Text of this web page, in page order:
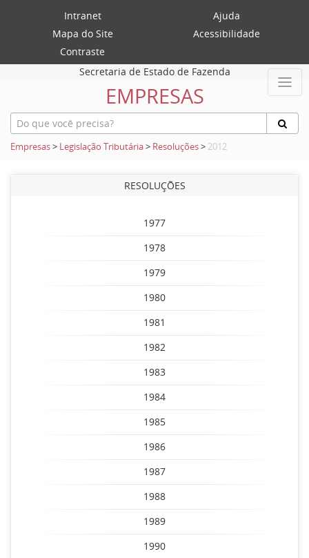
Intranet
Ajuda
Mapa do Site
Acessibilidade
Contraste
Secretaria de Estado de Fazenda
EMPRESAS
Empresas> Legislação Tributária> Resoluções> 2012
RESOLUÇÕES
1977
1978
1979
1980
1981
1982
1983
1984
1985
1986
1987
1988
1989
1990